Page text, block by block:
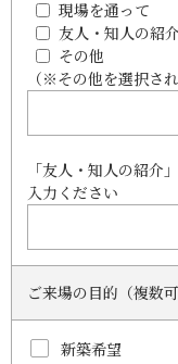
現場を通って
友人・知人の紹介
その他
（※その他を選択さ
「友人・知人の紹介
入力ください
ご来場の目的（複数可
新築希望